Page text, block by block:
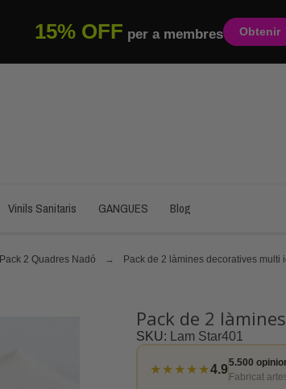
15% OFF per a membres Obtenir
Vinils Sanitaris GANGUES Blog
Pack 2 Quadres Nadó Pack de 2 làmines decoratives multi
Pack de 2
SKU Lam Star401
★★★★★4.9
5.500
Fabricat